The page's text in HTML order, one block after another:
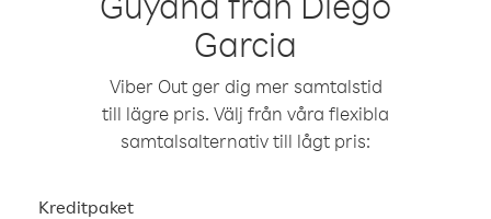
Garcia
Viber Out ger dig mer samtalstid
till lägre pris. Välj från våra flexibla
samtalsalternativ till lågt pris:
Kreditpaket